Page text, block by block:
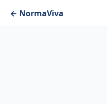
← NormaViva